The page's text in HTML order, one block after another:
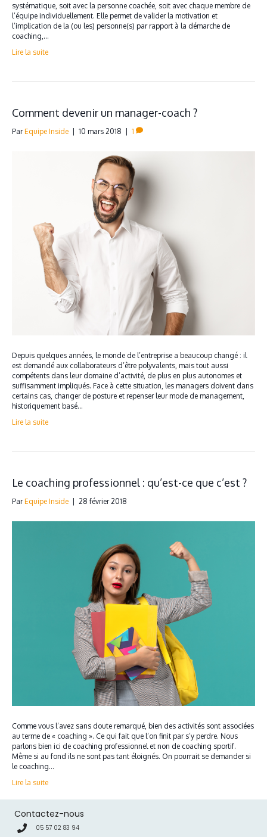
systématique, soit avec la personne coachée, soit avec chaque membre de
l’équipe individuellement. Elle permet de valider la motivation et
l’implication de la (ou les) personne(s) par rapport à la démarche de
coaching,…
Lire la suite
Comment devenir un manager-coach ?
ParEquipe Inside | 10 mars 2018 | 1
Depuis quelques années, le monde de l’entreprise a beaucoup changé : il
est demandé aux collaborateurs d’être polyvalents, mais tout aussi
compétents dans leur domaine d’activité, de plus en plus autonomes et
suffisamment impliqués. Face à cette situation, les managers doivent dans
certains cas, changer de posture et repenser leur mode de management,
historiquement basé…
Lire la suite
Le coaching professionnel : qu’est-ce que c’est ?
ParEquipe Inside 28 février 2018
Comme vous l’avez sans doute remarqué, bien des activités sont associées
au terme de « coaching ». Ce qui fait que l’on finit par s’y perdre. Nous
parlons bien ici de coaching professionnel et non de coaching sportif.
Même si au fond ils ne sont pas tant éloignés. On pourrait se demander si
le coaching…
Lire la suite
Contactez-nous
05 57 02 83 94